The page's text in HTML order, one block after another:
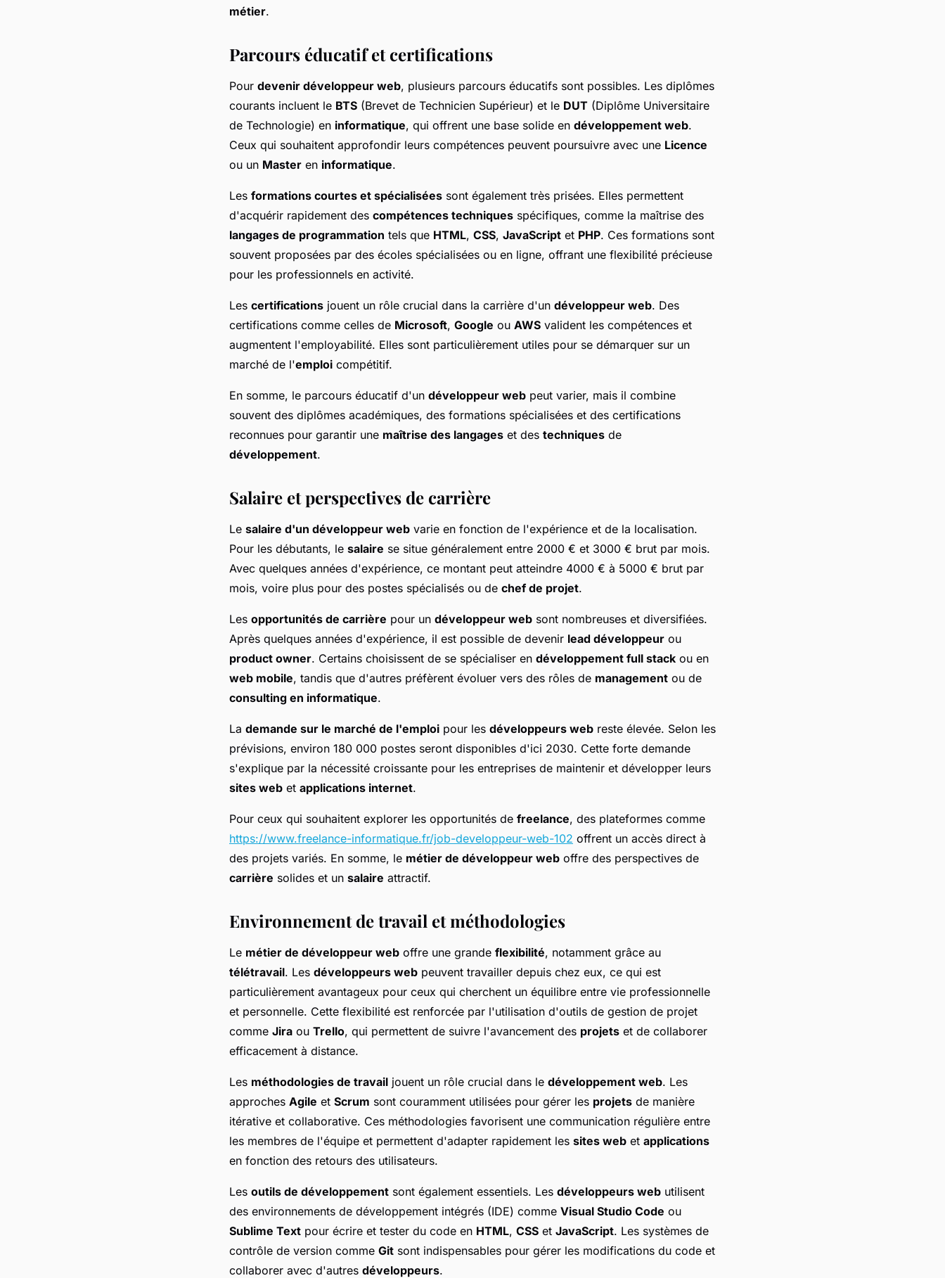
métier.
Parcours éducatif et certifications
Pour devenir développeur web, plusieurs parcours éducatifs sont possibles. Les diplômes
courants incluent le BTS (Brevet de Technicien Supérieur) et le DUT (Diplôme Universitaire
de Technologie) en informatique, qui offrent une base solide en développement web.
Ceux qui souhaitent approfondir leurs compétences peuvent poursuivre avec une Licence
ou un Master en informatique.
Les formations courtes et spécialisées sont également très prisées. Elles permettent
d'acquérir rapidement des compétences techniques spécifiques, comme la maîtrise des
langages de programmation tels que HTML, CSS, JavaScript et PHP. Ces formations sont
souvent proposées par des écoles spécialisées ou en ligne, offrant une flexibilité précieuse
pour les professionnels en activité.
Les certifications jouent un rôle crucial dans la carrière d'un développeur web. Des
certifications comme celles de Microsoft, Google ou AWS valident les compétences et
augmentent l'employabilité. Elles sont particulièrement utiles pour se démarquer sur un
marché de l'emploi compétitif.
En somme, le parcours éducatif d'un développeur web peut varier, mais il combine
souvent des diplômes académiques, des formations spécialisées et des certifications
reconnues pour garantir une maîtrise des langages et des techniques de
développement.
Salaire et perspectives de carrière
Le salaire d'un développeur web varie en fonction de l'expérience et de la localisation.
Pour les débutants, le salaire se situe généralement entre 2000 € et 3000 € brut par mois.
Avec quelques années d'expérience, ce montant peut atteindre 4000 € à 5000 € brut par
mois, voire plus pour des postes spécialisés ou de chef de projet.
Les opportunités de carrière pour un développeur web sont nombreuses et diversifiées.
Après quelques années d'expérience, il est possible de devenir lead développeur ou
product owner. Certains choisissent de se spécialiser en développement full stack ou en
web mobile, tandis que d'autres préfèrent évoluer vers des rôles de management ou de
consulting en informatique.
La demande sur le marché de l'emploi pour les développeurs web reste élevée. Selon les
prévisions, environ 180 000 postes seront disponibles d'ici 2030. Cette forte demande
s'explique par la nécessité croissante pour les entreprises de maintenir et développer leurs
sites web et applications internet.
Pour ceux qui souhaitent explorer les opportunités de freelance, des plateformes comme
https://www.freelance-informatique.fr/job-developpeur-web-102 offrent un accès direct à
des projets variés. En somme, le métier de développeur web offre des perspectives de
carrière solides et un salaire attractif.
Environnement de travail et méthodologies
Le métier de développeur web offre une grande flexibilité, notamment grâce au
télétravail. Les développeurs web peuvent travailler depuis chez eux, ce qui est
particulièrement avantageux pour ceux qui cherchent un équilibre entre vie professionnelle
et personnelle. Cette flexibilité est renforcée par l'utilisation d'outils de gestion de projet
comme Jira ou Trello, qui permettent de suivre l'avancement des projets et de collaborer
efficacement à distance.
Les méthodologies de travail jouent un rôle crucial dans le développement web. Les
approches Agile et Scrum sont couramment utilisées pour gérer les projets de manière
itérative et collaborative. Ces méthodologies favorisent une communication régulière entre
les membres de l'équipe et permettent d'adapter rapidement les sites web et applications
en fonction des retours des utilisateurs.
Les outils de développement sont également essentiels. Les développeurs web utilisent
des environnements de développement intégrés (IDE) comme Visual Studio Code ou
Sublime Text pour écrire et tester du code en HTML, CSS et JavaScript. Les systèmes de
contrôle de version comme Git sont indispensables pour gérer les modifications du code et
collaborer avec d'autres développeurs.